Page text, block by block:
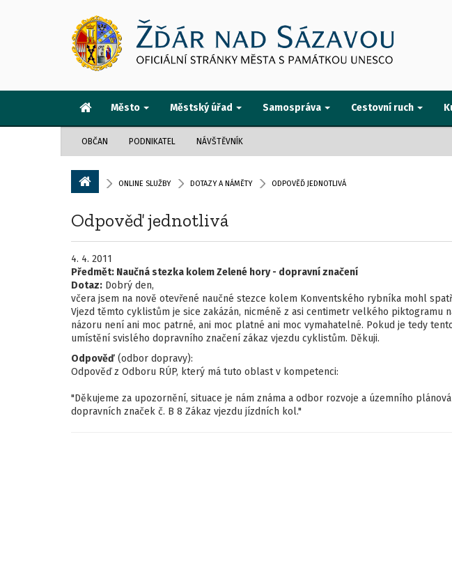
Město Městský úřad Samospráva Cestovní ruch
OBČAN PODNIKATEL NÁVŠTĚVNÍK
ONLINE SLUŽBY DOTAZY A NÁMĚTY ODPOVĚĎ JEDNOTLIVÁ
Odpověď jednotlivá
4. 4. 2011
Předmět: Naučná stezka kolem Zelené hory - dopravní značení
Dotaz: Dobrý den,
včera jsem na nově otevřené naučné stezce kolem Konventského rybníka mohl
Vjezd těmto cyklistům je sice zakázán, nicméně z asi centimetr velkého piktogramu
názoru není ani moc patrné, ani moc platné ani moc vymahatelné. Pokud je tedy
umístění svislého dopravního značení zákaz vjezdu cyklistům. Děkuji.
Odpověď (odbor dopravy):
Odpověď z Odboru RÚP, který má tuto oblast v kompetenci:
"Děkujeme za upozornění, situace je nám známa a odbor rozvoje a územního
dopravních značek č. B 8 Zákaz vjezdu jízdních kol."